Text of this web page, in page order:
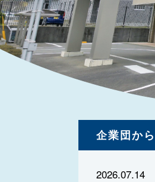
企業団か
2026.07.14